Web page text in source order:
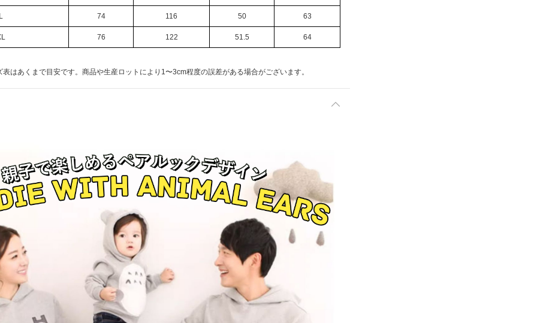
74 116 50 63
76 122 51.5 64
はあくまで目安です。商品や生産ロットにより1〜3cm程度の誤差がある場合がございます。